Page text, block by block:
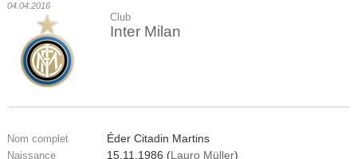
04.04.2016
Club
Inter Milan
Nom complet Éder Citadin Martins
Naissance 15.11.1986 (Lauro Müller)